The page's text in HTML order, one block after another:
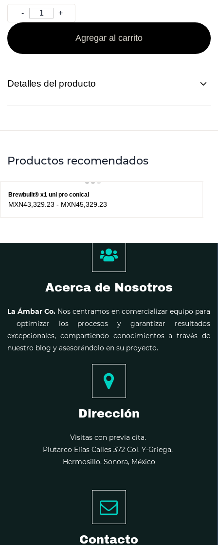
Agregar al carrito
Detalles del producto
Productos recomendados
Brewbuilt® x1 uni pro conical
MXN43,329.23- MXN45,329.23
Acerca de Nosotros
La Ámbar Co. Nos centramos en comercializar equipo para
optimizar los procesos y garantizar resultados
excepcionales, compartiendo conocimientos a través de
nuestro blog y asesorándolo en su proyecto.
Dirección
Visitas con previa cita.
Plutarco Elías Calles 372 Col. Y-Griega,
Hermosillo, Sonora, México
Contacto